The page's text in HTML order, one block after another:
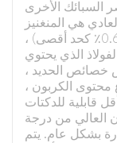
السبائك الأخرى
هي المنغنيز
(1.65٪ كحد أقصى) ، والسيليكون (0.60٪ كحد أقصى) ،
الفولاذ الذي يحتوي
الحديد ،
محتوى الكربون ،
قابلية للدكتات
العالي من درجة
بشكل عام. يتم